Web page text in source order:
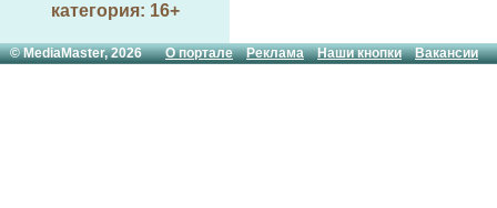
категория: 16+
© MediaMaster, 2026О портале Реклама Наши кнопки Вакансии